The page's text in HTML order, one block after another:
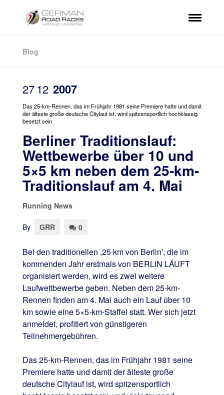
Blog
27 12 2007
Das 25-km-Rennen, das im Frühjahr 1981 seine Premiere hatte und damit
der älteste große deutsche Citylauf ist, wird spitzensportlich hochklassig
besetzt sein
Berliner Traditionslauf:
Wettbewerbe über 10 und
5×5 km neben dem 25-km-
Traditionslauf am 4. Mai
Running News
By GRR 0
Bei den traditionellen ,25 km von Berlin’, die im
kommenden Jahr erstmals von BERLIN LÄUFT
organisiert werden, wird es zwei weitere
Laufwettbewerbe geben. Neben dem 25-km-
Rennen finden am 4. Mai auch ein Lauf über 10
km sowie eine 5×5-km-Staffel statt. Wer sich jetzt
anmeldet, profitiert von günstigeren
Teilnehmergebühren.
Das 25-km-Rennen, das im Frühjahr 1981 seine
Premiere hatte und damit der älteste große
deutsche Citylauf ist, wird spitzensportlich